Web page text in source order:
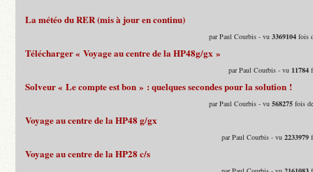
La météo du RER (mis à jour en continu)
par Paul Courbis - vu3369104 fois
Télécharger « Voyage au centre de la HP48g/gx »
par Paul Courbis - vu 11784
Solveur « Le compte est bon » : quelques secondes pour la solution !
par Paul Courbis - vu568275 fois
Voyage au centre de la HP48 g/gx
par Paul Courbis - vu2233979
Voyage au centre de la HP28 c/s